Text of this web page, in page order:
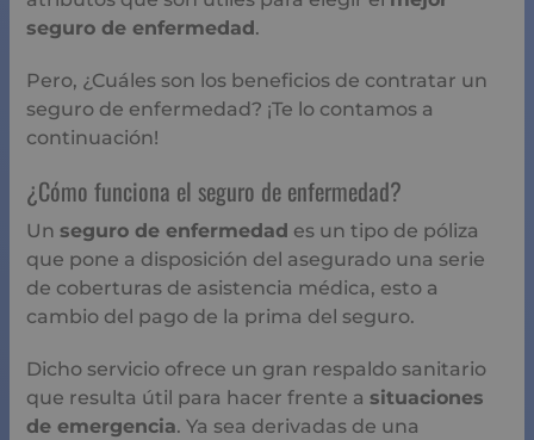
seguro de enfermedad .
Pero, ¿Cuáles son los beneficios de contratar un
seguro de enfermedad? ¡Te lo contamos a
continuación!
¿Cómo funciona el seguro de enfermedad?
Un seguro de enfermedad es un tipo de póliza
que pone a disposición del asegurado una serie
de coberturas de asistencia médica, esto a
cambio del pago de la prima del seguro.
Dicho servicio ofrece un gran respaldo sanitario
que resulta útil para hacer frente a situaciones
de emergencia. Ya sea derivadas de una